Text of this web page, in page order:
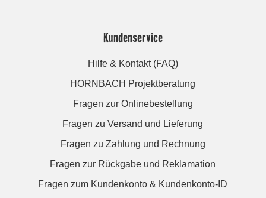
Kundenservice
Hilfe & Kontakt (FAQ)
HORNBACH Projektberatung
Fragen zur Onlinebestellung
Fragen zu Versand und Lieferung
Fragen zu Zahlung und Rechnung
Fragen zur Rückgabe und Reklamation
Fragen zum Kundenkonto & Kundenkonto-ID